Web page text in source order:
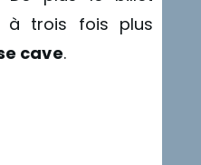
à trois fois plus
cave.